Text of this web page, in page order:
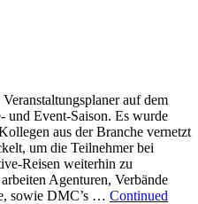
auf dem
und Event-Saison. Es wurde
aus der Branche vernetzt
um die Teilnehmer bei
Reisen weiterhin zu
Agenturen, Verbände
sowie DMC’s … Continued